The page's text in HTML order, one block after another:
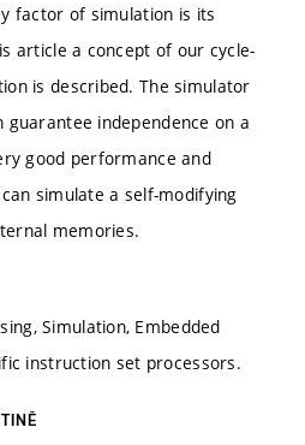
factor of simulation is its
article a concept of our cycle-
is described. The simulator
guarantee independence on a
good performance and
simulate a self-modifying
memories.
Simulation, Embedded
instruction set processors.